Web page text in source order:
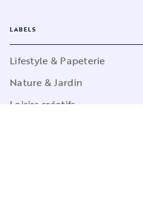
LABELS
Lifestyle & Papeterie
Nature & Jardin
Loisirs créatifs